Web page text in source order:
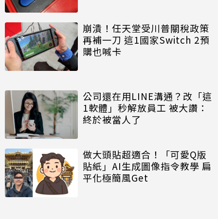
崩潰！任天堂受川普關稅政策
再補一刀 這1國家Switch 2預
購也喊卡
公司還在用LINE溝通？改「這
1軟體」秒解放員工 被大讚：
終於被當人了
做大頭貼超適合！「可愛Q版
貼紙」AI生成圖像指令教學 扁
平化極簡風Get